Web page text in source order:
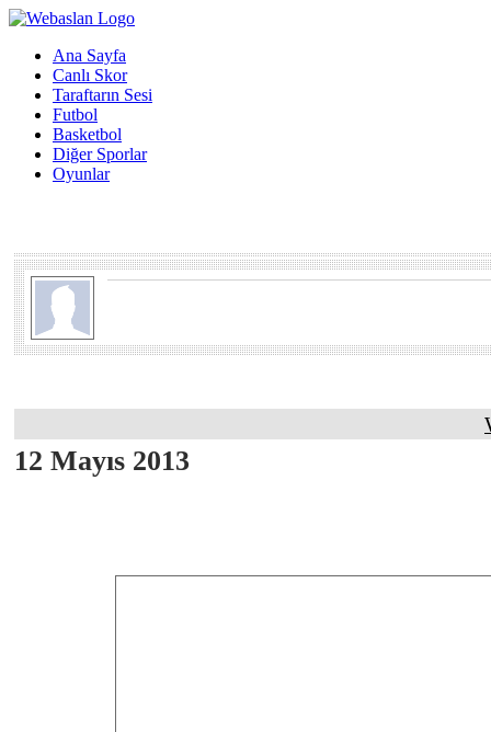
Ana Sayfa
Canlı Skor
Taraftarın Sesi
Futbol
Basketbol
Diğer Sporlar
Oyunlar
12 Mayıs 2013